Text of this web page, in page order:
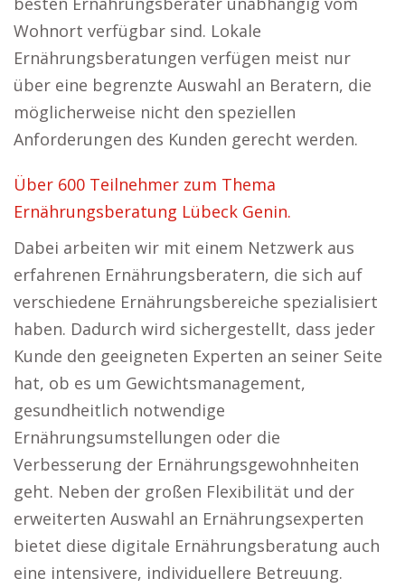
Wohnort verfügbar sind. Lokale
Ernährungsberatungen verfügen meist nur
über eine begrenzte Auswahl an Beratern, die
möglicherweise nicht den speziellen
Anforderungen des Kunden gerecht werden.
Über 600 Teilnehmer zum Thema
Ernährungsberatung Lübeck Genin.
Dabei arbeiten wir mit einem Netzwerk aus
erfahrenen Ernährungsberatern, die sich auf
verschiedene Ernährungsbereiche spezialisiert
haben. Dadurch wird sichergestellt, dass jeder
Kunde den geeigneten Experten an seiner Seite
hat, ob es um Gewichtsmanagement,
gesundheitlich notwendige
Ernährungsumstellungen oder die
Verbesserung der Ernährungsgewohnheiten
geht. Neben der großen Flexibilität und der
erweiterten Auswahl an Ernährungsexperten
bietet diese digitale Ernährungsberatung auch
eine intensivere, individuellere Betreuung.